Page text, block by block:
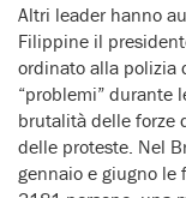
Altri leader hanno
Filippine il
ordinato alla polizia
“problemi” durante
brutalità delle forze
delle proteste. Nel
gennaio e giugno le